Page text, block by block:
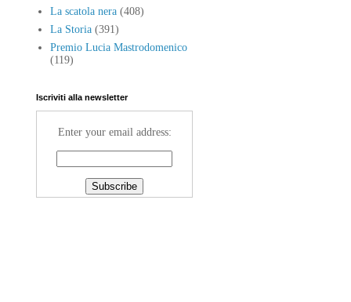
La scatola nera (408)
La Storia (391)
Premio Lucia Mastrodomenico
(119)
Iscriviti alla newsletter
Enter your email address: